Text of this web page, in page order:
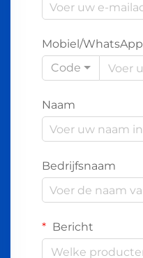
Mobiel/WhatsApp
Code
Naam
Bedrijfsnaam
Bericht